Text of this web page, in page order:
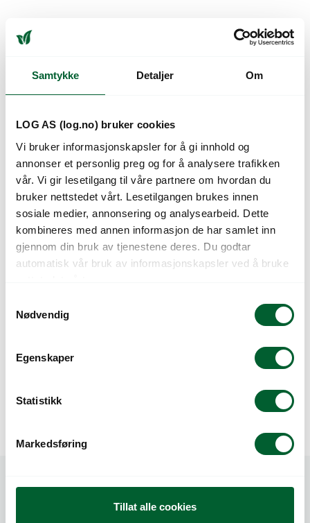
Samtykke Detaljer Om
LOG AS (log.no) bruker cookies
Vi bruker informasjonskapsler for å gi innhold og
annonser et personlig preg og for å analysere trafikken
vår. Vi gir lesetilgang til våre partnere om hvordan du
bruker nettstedet vårt. Lesetilgangen brukes innen
sosiale medier, annonsering og analysearbeid. Dette
kombineres med annen informasjon de har samlet inn
gjennom din bruk av tjenestene deres. Du godtar
automatisk vår bruk av informasjonskapsler ved å bruke
Nødvendig
Egenskaper
Statistikk
Markedsføring
Tillat alle cookies
PAPERPOT
PLASTBRETT M/
HULL (25 STK)
PAPERPOT
RADMARKØR
PAPERPOT SÅBAND
PAPERPOT SÅBAND